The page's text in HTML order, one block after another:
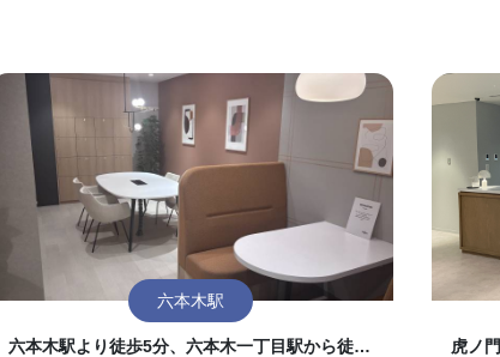
六本木駅
六本木駅より徒歩5分、六本木一丁目駅から徒歩
虎ノ